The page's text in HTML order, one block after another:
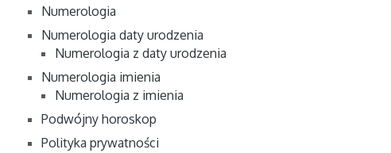
Numerologia
Numerologia daty urodzenia
Numerologia z daty urodzenia
Numerologia imienia
Numerologia z imienia
Podwójny horoskop
Polityka prywatności